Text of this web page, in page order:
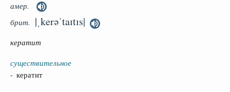
амер.
брит. |ˌkerəˈtaɪtɪs|
кератит
существительное
- кератит